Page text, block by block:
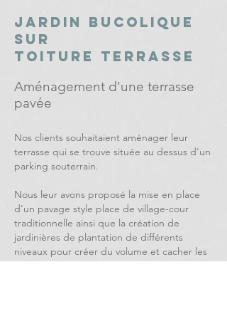
jardin bucolique
sur
toiture terrasse
Aménagement d'une terrasse
pavée
Nos clients souhaitaient aménager leur
terrasse qui se trouve située au dessus d'un
parking souterrain.
Nous leur avons proposé la mise en place
d'un pavage style place de village-cour
traditionnelle ainsi que la création de
jardinières de plantation de différents
niveaux pour créer du volume et cacher les
éléments disgracieux.